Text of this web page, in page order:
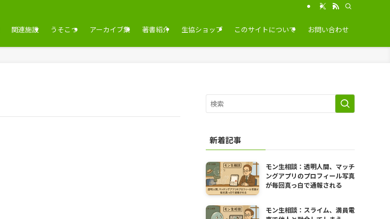
関連施設 うそこつ アーカイブ集 著書紹介 生協ショップ このサイトについて お問い合わせ
新着記事
モン生相談：透明人間、マッチ
ングアプリのプロフィール写真
が毎回真っ白で通報される
モン生相談：スライム、満員電